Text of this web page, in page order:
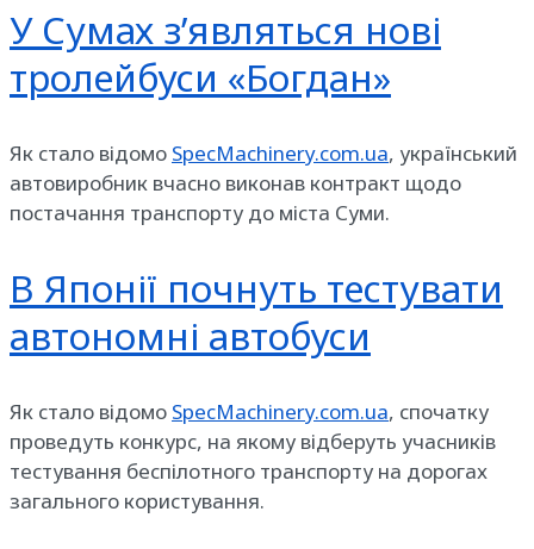
У Сумах з’являться нові
тролейбуси «Богдан»
Як стало відомо SpecMachinery.com.ua, український
автовиробник вчасно виконав контракт щодо
постачання транспорту до міста Суми.
В Японії почнуть тестувати
автономні автобуси
Як стало відомо SpecMachinery.com.ua, спочатку
проведуть конкурс, на якому відберуть учасників
тестування беспілотного транспорту на дорогах
загального користування.